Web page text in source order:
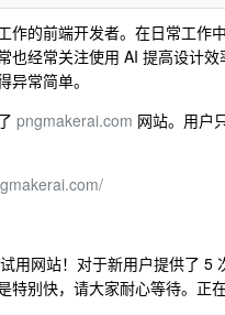
作的前端开发者。在日常工作
也经常关注使用 AI 提高设计
异常简单。
pngmakerai.com 网站。用户
用网站！对于新用户提供了
特别快，请大家耐心等待。正